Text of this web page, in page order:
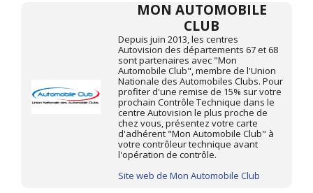
MON AUTOMOBILE
CLUB
Depuis juin 2013, les centres
Autovision des départements 67 et 68
sont partenaires avec "Mon
Automobile Club", membre de l'Union
Nationale des Automobiles Clubs. Pour
profiter d'une remise de 15% sur votre
prochain Contrôle Technique dans le
centre Autovision le plus proche de
chez vous, présentez votre carte
d'adhérent "Mon Automobile Club" à
votre contrôleur technique avant
l'opération de contrôle.
Site web de Mon Automobile Club